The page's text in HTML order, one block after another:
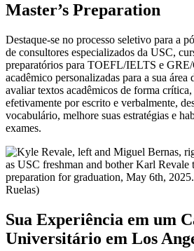
Master’s Preparation
Destaque-se no processo seletivo para a
de consultores especializados da USC,
preparatórios para TOEFL/IELTS e
acadêmico personalizadas para a sua área
avaliar textos acadêmicos de forma
efetivamente por escrito e verbalmente,
vocabulário, melhore suas estratégias e
exames.
Sua Experiência em um
Universitário em Los